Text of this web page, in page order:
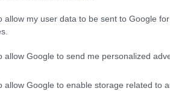
allow my user data to be sent to Google
allow Google to send me personalized
allow Google to enable storage related to
της Nestle το 2011
Η δικηγόρος της, η
ότι το δικαστήριο
η καριέρα της και